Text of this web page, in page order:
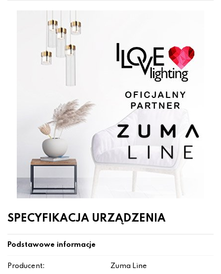
SPECYFIKACJA URZĄDZENIA
Podstawowe informacje
Producent: Zuma Line